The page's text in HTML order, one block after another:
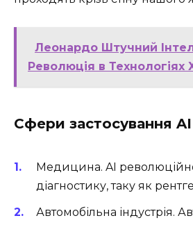
Леонардо Штучний
Революція в Технологіях
Сфери застосування AI
Медицина. AI
діагностику, таку як
Автомобільна індустрія.